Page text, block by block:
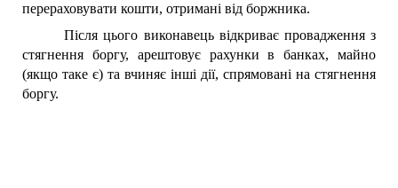
перераховувати кошти, отримані від боржника.
Після цього виконавець відкриває провадження з
стягнення боргу, арештовує рахунки в банках, майно
(якщо таке є) та вчиняє інші дії, спрямовані на стягнення
боргу.